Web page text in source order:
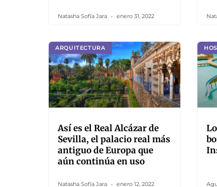
Natasha Sofía Jara enero 31, 2022
ARQUITECTURA
Así es el Real Alcázar de
Sevilla, el palacio real más
antiguo de Europa que
aún continúa en uso
Natasha Sofía Jara enero 12, 2022